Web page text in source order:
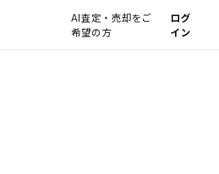
AI査定・売却をご
希望の方
ログ
イン